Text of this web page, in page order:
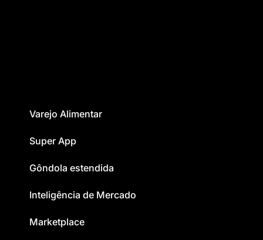
Varejo Alimentar
Super App
Gôndola estendida
Inteligência de Mercado
Marketplace